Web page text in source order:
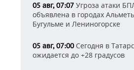
05 авг, 07:07 Угроза атаки
объявлена в городах
Бугульме и Лениногорске
05 авг, 07:00Сегодня в
ожидается до +28 градусов